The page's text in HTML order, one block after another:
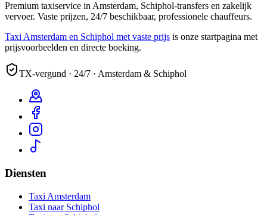
Premium taxiservice in Amsterdam, Schiphol-transfers en zakelijk
vervoer. Vaste prijzen, 24/7 beschikbaar, professionele chauffeurs.
Taxi Amsterdam en Schiphol met vaste prijs is onze startpagina met
prijsvoorbeelden en directe boeking.
TX-vergund · 24/7 · Amsterdam & Schiphol
Diensten
Taxi Amsterdam
Taxi naar Schiphol